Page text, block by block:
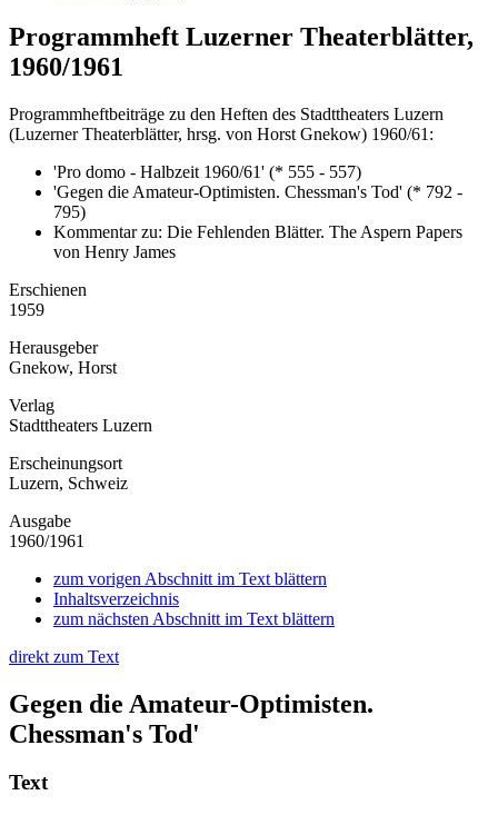
Programmheft Luzerner Theaterblätter,
1960/1961
Programmheftbeiträge zu den Heften des Stadttheaters Luzern
(Luzerner Theaterblätter, hrsg. von Horst Gnekow) 1960/61:
'Pro domo - Halbzeit 1960/61' (* 555 - 557)
'Gegen die Amateur-Optimisten. Chessman's Tod' (* 792 -
795)
Kommentar zu: Die Fehlenden Blätter. The Aspern Papers
von Henry James
Erschienen
1959
Herausgeber
Gnekow, Horst
Verlag
Stadttheaters Luzern
Erscheinungsort
Luzern, Schweiz
Ausgabe
1960/1961
zum vorigen Abschnitt im Text blättern
Inhaltsverzeichnis
zum nächsten Abschnitt im Text blättern
direkt zum Text
Gegen die Amateur-Optimisten.
Chessman's Tod'
Text